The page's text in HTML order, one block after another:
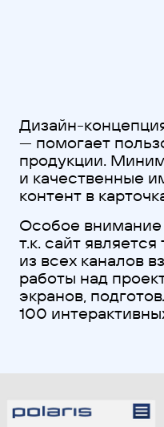
Дизайн-
— помогает
продукции.
и качественные
контент в
Особое
т.к. сайт
из всех каналов
работы над
экранов,
100